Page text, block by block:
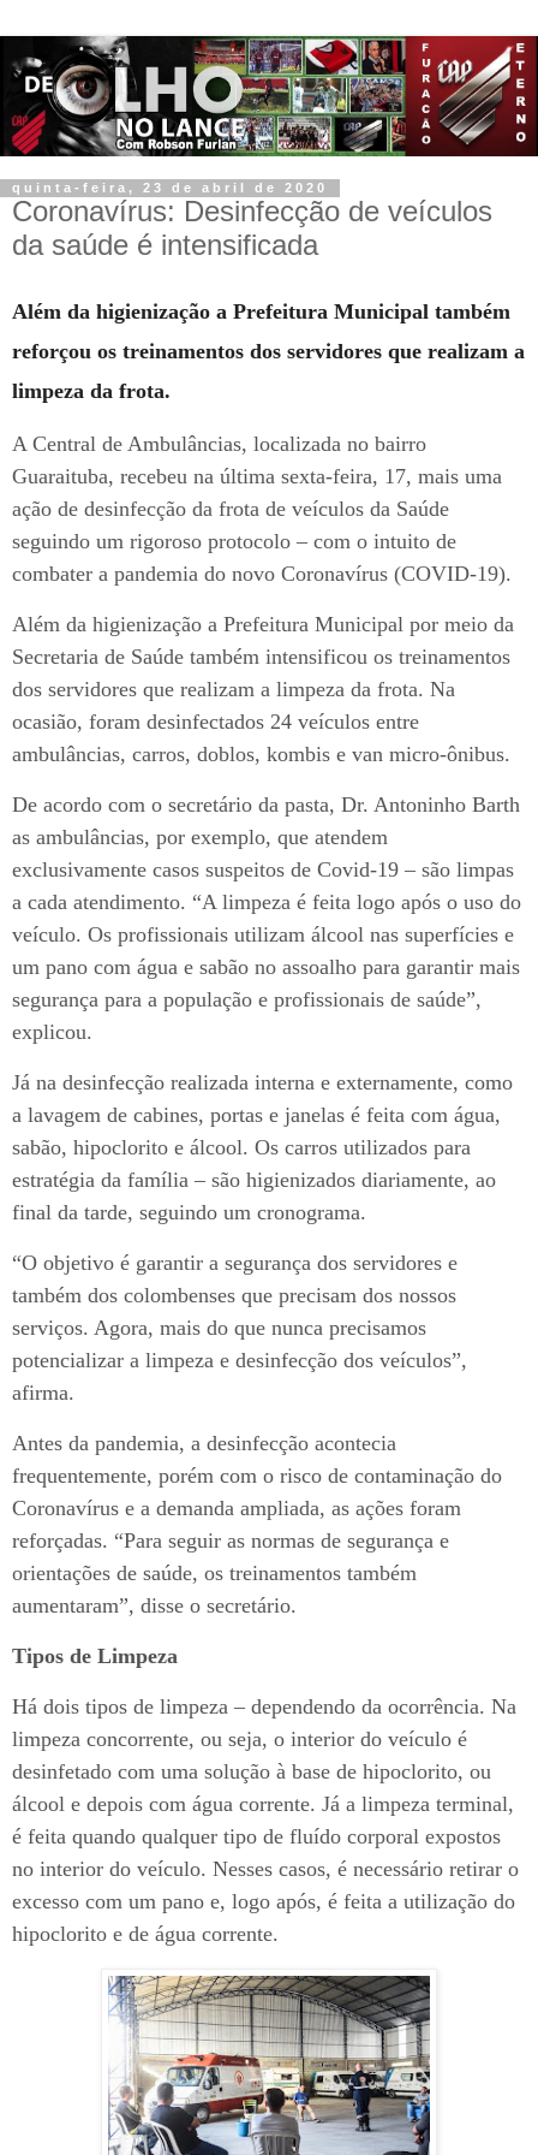
quinta-feira, 23 de abril de 2020
Coronavírus: Desinfecção de veículos
da saúde é intensificada
Além da higienização a Prefeitura Municipal também
reforçou os treinamentos dos servidores que realizam a
limpeza da frota.
A Central de Ambulâncias, localizada no bairro
Guaraituba, recebeu na última sexta-feira, 17, mais uma
ação de desinfecção da frota de veículos da Saúde
seguindo um rigoroso protocolo – com o intuito de
combater a pandemia do novo Coronavírus (COVID-19).
Além da higienização a Prefeitura Municipal por meio da
Secretaria de Saúde também intensificou os treinamentos
dos servidores que realizam a limpeza da frota. Na
ocasião, foram desinfectados 24 veículos entre
ambulâncias, carros, doblos, kombis e van micro-ônibus.
De acordo com o secretário da pasta, Dr. Antoninho Barth
as ambulâncias, por exemplo, que atendem
exclusivamente casos suspeitos de Covid-19 – são limpas
a cada atendimento. “A limpeza é feita logo após o uso do
veículo. Os profissionais utilizam álcool nas superfícies e
um pano com água e sabão no assoalho para garantir mais
segurança para a população e profissionais de saúde”,
explicou.
Já na desinfecção realizada interna e externamente, como
a lavagem de cabines, portas e janelas é feita com água,
sabão, hipoclorito e álcool. Os carros utilizados para
estratégia da família – são higienizados diariamente, ao
final da tarde, seguindo um cronograma.
“O objetivo é garantir a segurança dos servidores e
também dos colombenses que precisam dos nossos
serviços. Agora, mais do que nunca precisamos
potencializar a limpeza e desinfecção dos veículos”,
afirma.
Antes da pandemia, a desinfecção acontecia
frequentemente, porém com o risco de contaminação do
Coronavírus e a demanda ampliada, as ações foram
reforçadas. “Para seguir as normas de segurança e
orientações de saúde, os treinamentos também
aumentaram”, disse o secretário.
Tipos de Limpeza
Há dois tipos de limpeza – dependendo da ocorrência. Na
limpeza concorrente, ou seja, o interior do veículo é
desinfetado com uma solução à base de hipoclorito, ou
álcool e depois com água corrente. Já a limpeza terminal,
é feita quando qualquer tipo de fluído corporal expostos
no interior do veículo. Nesses casos, é necessário retirar o
excesso com um pano e, logo após, é feita a utilização do
hipoclorito e de água corrente.